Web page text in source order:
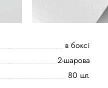
в боксі
2-шарова
80 шт.